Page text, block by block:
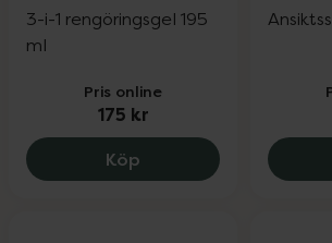
3-i-1 rengöringsgel 195
ml
Pris online
175 kr
Köp La Roche-Posay